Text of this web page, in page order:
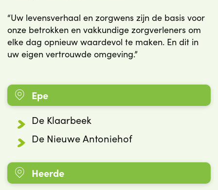
“Uw levensverhaal en zorgwens zijn de basis voor
onze betrokken en vakkundige zorgverleners om
elke dag opnieuw waardevol te maken. En dit in
uw eigen vertrouwde omgeving.”
Epe
De Klaarbeek
De Nieuwe Antoniehof
Heerde